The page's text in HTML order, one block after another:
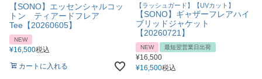
【SONO】エッセンシャルコッ
トン ティアードフレア
Tee【20260605】
NEW
¥16,500税込
カートに入れる
【ラッシュガード】【UVカット】
【SONO】ギャザーフレアハイ
ブリッドジャケット
【20260721】
NEW 最短翌営業日出荷
¥16,500
¥16,500税込